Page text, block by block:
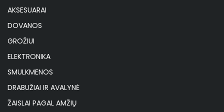
AKSESUARAI
DOVANOS
GROŽIUI
ELEKTRONIKA
SMULKMENOS
DRABUŽIAI IR AVALYNĖ
ŽAISLAI PAGAL AMŽIŲ